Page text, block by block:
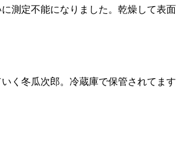
測定不能になりました。乾燥して表
く冬瓜次郎。冷蔵庫で保管されてま